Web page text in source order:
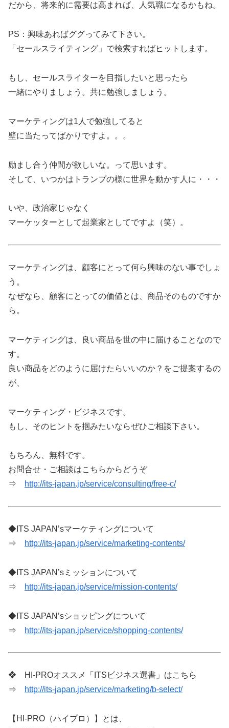
だから、将来的に需要は高まれば、人気職になるかもね。
PS：興味あればググってみて下さい。
「セールスライティング」で検索すればヒットします。
もし、セールスライターを目指したいと思ったら
一緒にやりましょう。共に勉強しましょう。
マーケティングは1人で勉強してると
壁に当たってばかりですよ。。。
励まし合う仲間が欲しいな。って思います。
そして、いつかはトランプの様に世界を動かす人に・・・
いや、政治家じゃなく
マーケッターとして起業家としてですよ（笑）。
マーケティングは、顧客にとって何ら興味のない事でしょ
う。
なぜなら、顧客にとっての価値とは、商品そのものですか
ら。
マーケティングは、良い商品を世の中に届けることなので
す。
良い商品をどのように届けたらいいのか？をご提案するの
が、
マーケティング・ビジネスです。
もし、そのヒントを掴みたいならぜひご相談下さい。
もちろん、無料です。
お問合せ・ご相談はこちらからどうぞ
⇒
http://its-japan.jp/service/consulting/free-c/
◆ITS JAPAN’sマーケティングについて
⇒
http://its-japan.jp/service/marketing-contents/
◆ITS JAPAN’sミッションについて
⇒
http://its-japan.jp/service/mission-contents/
◆ITS JAPAN’sショッピングについて
⇒
http://its-japan.jp/service/shopping-contents/
❖ HI-PROオススメ「ITSビジネス選書」はこちら
⇒
http://its-japan.jp/service/marketing/b-select/
【HI-PRO（ハイプロ）】とは、